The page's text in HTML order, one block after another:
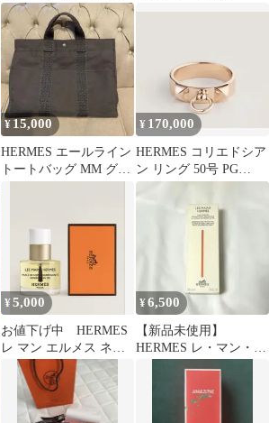
リング
¥ 15,000
HERMES エールライン
トートバッグ MM グレ
¥ 170,000
HERMES コリエドシア
ン リング 50号 PG
Au750
¥5,000
お値下げ中 HERMES
レ マン エルメス ネイ
ル＆キューティクルオ
イル
¥6,500
【新品未使用】
HERMES レ・マン・エ